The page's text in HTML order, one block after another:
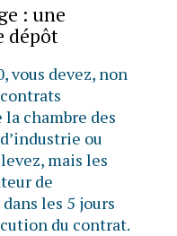
: une
dépôt
vous devez, non
la chambre des
ou
mais les
de
les 5 jours
du contrat.